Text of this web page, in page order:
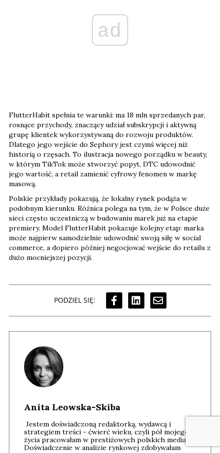
ad
FlutterHabit spełnia te warunki: ma 18 mln sprzedanych par,
rosnące przychody, znaczący udział subskrypcji i aktywną
grupę klientek wykorzystywaną do rozwoju produktów.
Dlatego jego wejście do Sephory jest czymś więcej niż
historią o rzęsach. To ilustracja nowego porządku w beauty,
w którym TikTok może stworzyć popyt, DTC udowodnić
jego wartość, a retail zamienić cyfrowy fenomen w markę
masową.
Polskie przykłady pokazują, że lokalny rynek podąża w
podobnym kierunku. Różnica polega na tym, że w Polsce duże
sieci często uczestniczą w budowaniu marek już na etapie
premiery. Model FlutterHabit pokazuje kolejny etap: marka
może najpierw samodzielnie udowodnić swoją siłę w social
commerce, a dopiero później negocjować wejście do retailu z
dużo mocniejszej pozycji.
PODZIEL SIĘ:
Anita Leowska-Skiba
Jestem doświadczoną redaktorką, wydawcą i
strategiem treści - ćwierć wieku, czyli pół mojego
życia pracowałam w prestiżowych polskich mediach.
Doświadczenie w analizie rynkowej zdobywałam